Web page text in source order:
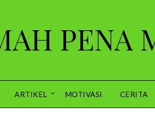
PENA
ARTIKEL MOTIVASI CERITA